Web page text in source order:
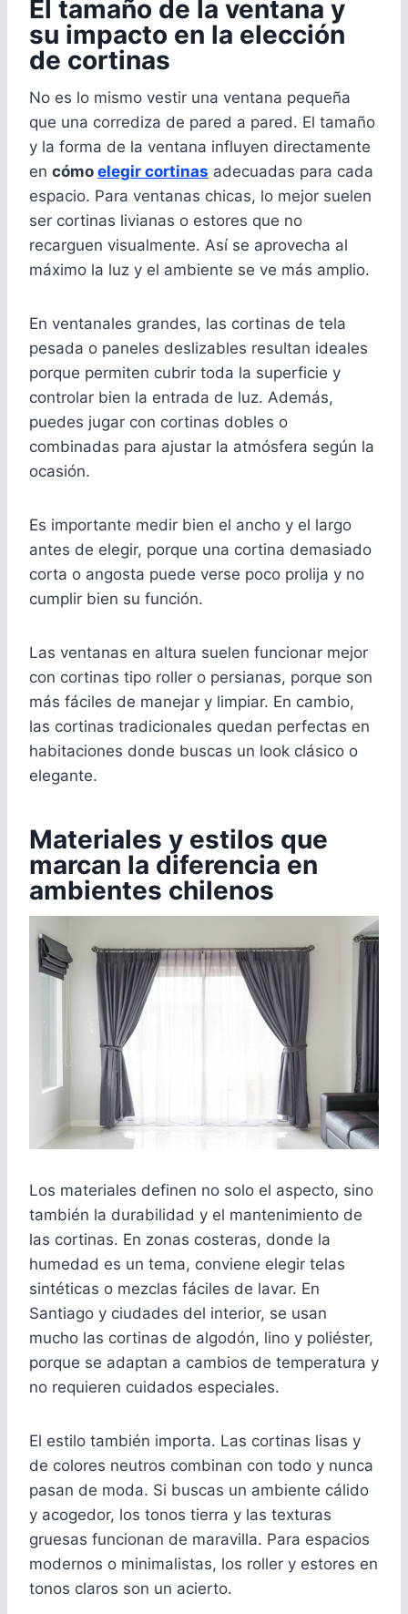
El tamaño de la ventana y
su impacto en la elección
de cortinas
No es lo mismo vestir una ventana pequeña
que una corrediza de pared a pared. El tamaño
y la forma de la ventana influyen directamente
en cómo elegir cortinas adecuadas para cada
espacio. Para ventanas chicas, lo mejor suelen
ser cortinas livianas o estores que no
recarguen visualmente. Así se aprovecha al
máximo la luz y el ambiente se ve más amplio.
En ventanales grandes, las cortinas de tela
pesada o paneles deslizables resultan ideales
porque permiten cubrir toda la superficie y
controlar bien la entrada de luz. Además,
puedes jugar con cortinas dobles o
combinadas para ajustar la atmósfera según la
ocasión.
Es importante medir bien el ancho y el largo
antes de elegir, porque una cortina demasiado
corta o angosta puede verse poco prolija y no
cumplir bien su función.
Las ventanas en altura suelen funcionar mejor
con cortinas tipo roller o persianas, porque son
más fáciles de manejar y limpiar. En cambio,
las cortinas tradicionales quedan perfectas en
habitaciones donde buscas un look clásico o
elegante.
Materiales y estilos que
marcan la diferencia en
ambientes chilenos
Los materiales definen no solo el aspecto, sino
también la durabilidad y el mantenimiento de
las cortinas. En zonas costeras, donde la
humedad es un tema, conviene elegir telas
sintéticas o mezclas fáciles de lavar. En
Santiago y ciudades del interior, se usan
mucho las cortinas de algodón, lino y poliéster,
porque se adaptan a cambios de temperatura y
no requieren cuidados especiales.
El estilo también importa. Las cortinas lisas y
de colores neutros combinan con todo y nunca
pasan de moda. Si buscas un ambiente cálido
y acogedor, los tonos tierra y las texturas
gruesas funcionan de maravilla. Para espacios
modernos o minimalistas, los roller y estores en
tonos claros son un acierto.